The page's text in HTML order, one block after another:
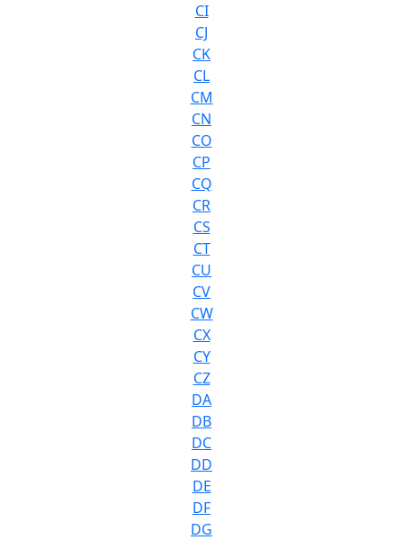
CI
CJ
CK
CL
CM
CN
CO
CP
CQ
CR
CS
CT
CU
CV
CW
CX
CY
CZ
DA
DB
DC
DD
DE
DF
DG